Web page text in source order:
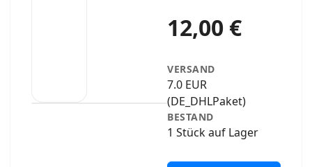
12,00 €
VERSAND
7.0 EUR
(DE_DHLPaket)
BESTAND
1 Stück auf Lager